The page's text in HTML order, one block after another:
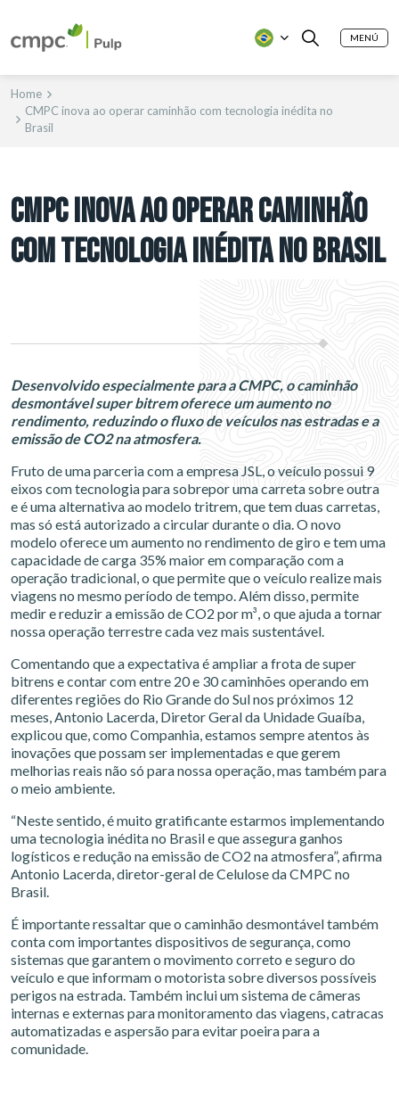
MENÚ
Home
CMPC inova ao operar caminhão com tecnologia inédita no
Brasil
CMPC INOVA AO OPERAR CAMINHÃO
COM TECNOLOGIA INÉDITA NO BRASIL
Desenvolvido especialmente para a CMPC, o caminhão
desmontável super bitrem oferece um aumento no
rendimento, reduzindo o fluxo de veículos nas estradas e a
emissão de CO2 na atmosfera.
Fruto de uma parceria com a empresa JSL, o veículo possui 9
eixos com tecnologia para sobrepor uma carreta sobre outra
e é uma alternativa ao modelo tritrem, que tem duas carretas,
mas só está autorizado a circular durante o dia. O novo
modelo oferece um aumento no rendimento de giro e tem uma
capacidade de carga 35% maior em comparação com a
operação tradicional, o que permite que o veículo realize mais
viagens no mesmo período de tempo. Além disso, permite
medir e reduzir a emissão de CO2 por m³, o que ajuda a tornar
nossa operação terrestre cada vez mais sustentável.
Comentando que a expectativa é ampliar a frota de super
bitrens e contar com entre 20 e 30 caminhões operando em
diferentes regiões do Rio Grande do Sul nos próximos 12
meses, Antonio Lacerda, Diretor Geral da Unidade Guaíba,
explicou que, como Companhia, estamos sempre atentos às
inovações que possam ser implementadas e que gerem
melhorias reais não só para nossa operação, mas também para
o meio ambiente.
“Neste sentido, é muito gratificante estarmos implementando
uma tecnologia inédita no Brasil e que assegura ganhos
logísticos e redução na emissão de CO2 na atmosfera”, afirma
Antonio Lacerda, diretor-geral de Celulose da CMPC no
Brasil.
É importante ressaltar que o caminhão desmontável também
conta com importantes dispositivos de segurança, como
sistemas que garantem o movimento correto e seguro do
veículo e que informam o motorista sobre diversos possíveis
perigos na estrada. Também inclui um sistema de câmeras
internas e externas para monitoramento das viagens, catracas
automatizadas e aspersão para evitar poeira para a
comunidade.